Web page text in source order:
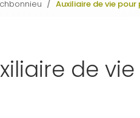
Auxiliaire de vie
de